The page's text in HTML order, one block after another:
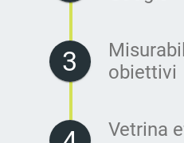
obiettivi
3
Vetrina